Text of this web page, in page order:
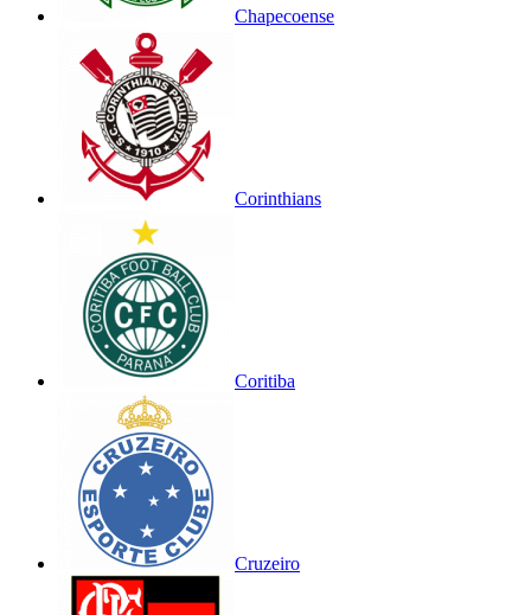
Chapecoense
Corinthians
Coritiba
Cruzeiro